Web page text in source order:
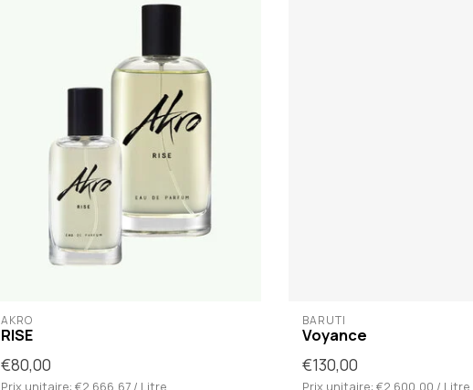
AKRO
RISE
€80,00
Prix unitaire: €2.666,67 / Litre
BARUTI
Voyance
€130,00
Prix unitaire: €2.600,00 / Litre